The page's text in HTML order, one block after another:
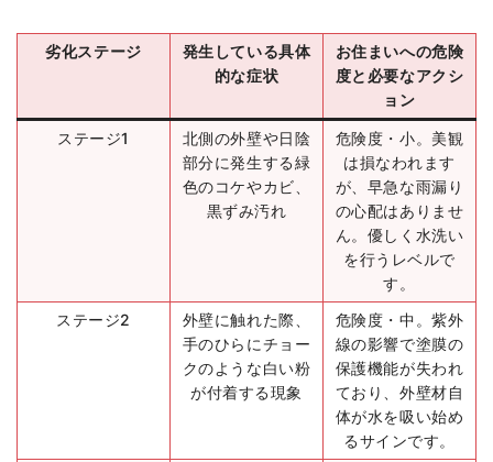
劣化ステージ
発生している具体
的な症状
お住まいへの危険
度と必要なアクシ
ョン
ステージ1
北側の外壁や日陰
部分に発生する緑
色のコケやカビ、
黒ずみ汚れ
危険度・小。美観
は損なわれます
が、早急な雨漏り
の心配はありませ
ん。優しく水洗い
を行うレベルで
す。
ステージ2
外壁に触れた際、
手のひらにチョー
クのような白い粉
が付着する現象
危険度・中。紫外
線の影響で塗膜の
保護機能が失われ
ており、外壁材自
体が水を吸い始め
るサインです。